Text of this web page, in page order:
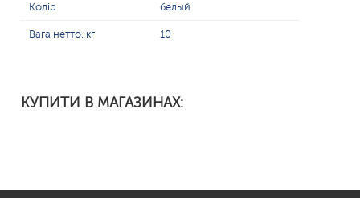
Колір белый
Вага нетто, кг 10
КУПИТИ В МАГАЗИНАХ: